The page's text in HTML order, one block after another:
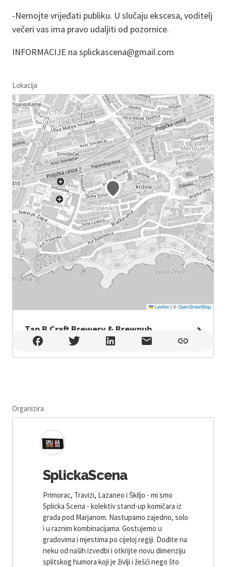
-Nemojte vrijeđati publiku. U slučaju ekscesa, voditelj
večeri vas ima pravo udaljiti od pozornice.
INFORMACIJE na splickascena@gmail.com
Lokacija
Leaflet |© OpenStreetMap
Tap B Craft Brewery & Brewpub
Tap B Craft Brewery & Brewpub , Split
Organizira
SplickaScena
Primorac, Travizi, Lazaneo i Škiljo - mi smo
Splicka Scena - kolektiv stand-up komičara iz
grada pod Marjanom. Nastupamo zajedno, solo
i u raznim kombinacijama. Gostujemo u
gradovima i mjestima po cijeloj regiji. Dođite na
neku od naših izvedbi i otkrijte novu dimenziju
splitskog humora koji je življi i žešći nego što